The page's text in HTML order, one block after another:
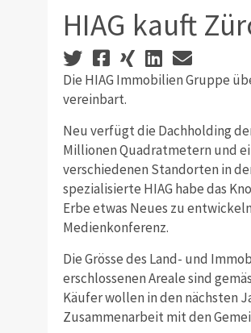
HIAG kauft
Die HIAG Immobilien Gruppe
vereinbart.
Neu verfügt die Dachholding
Millionen Quadratmetern und
verschiedenen Standorten in
spezialisierte HIAG habe das
Erbe etwas Neues zu
Medienkonferenz.
Die Grösse des Land- und
erschlossenen Areale sind
Käufer wollen in den nächsten
Zusammenarbeit mit den